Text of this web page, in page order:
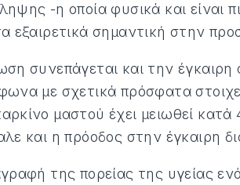
-η οποία φυσικά και είναι
εξαιρετικά σημαντική στην
συνεπάγεται και την
με σχετικά πρόσφατα
μαστού έχει μειωθεί
και η πρόοδος στην έγκαιρη
της πορείας της υγείας